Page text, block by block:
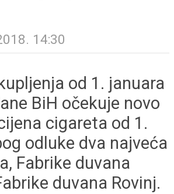
14:30
od 1. januara
BiH očekuje novo
cigareta od 1.
odluke dva najveća
Fabrike duvana
duvana Rovinj.